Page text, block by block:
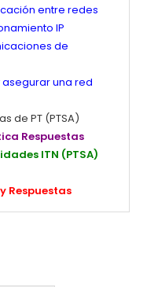
entre redes
IP
de
asegurar una red
de PT (PTSA)
Respuestas
ITN (PTSA)
Respuestas